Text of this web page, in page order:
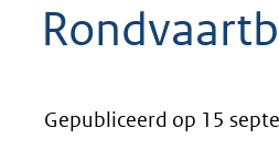
website
worden
Gepubliceerd op 15